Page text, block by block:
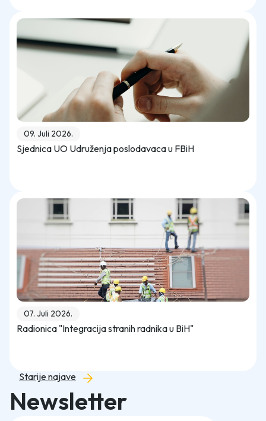
09. Juli 2026.
Sjednica UO Udruženja poslodavaca u FBiH
07. Juli 2026.
Radionica "Integracija stranih radnika u BiH"
Starije najave
Newsletter